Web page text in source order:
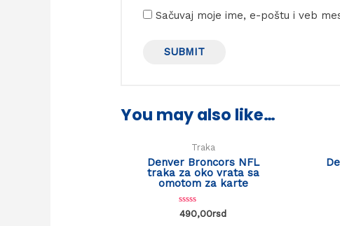
Sačuvaj moje ime, e-poštu i veb
You may also like…
Traka
Denver Broncors NFL
traka za oko vrata sa
omotom za karte
Rated
0
490,00rsd